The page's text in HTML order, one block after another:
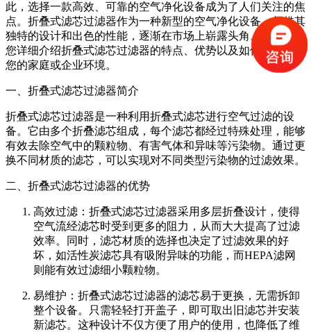
此，选择一款高效、可靠的空气净化设备成为了人们关注的焦
点。折叠式滤芯过滤器作为一种新型的空气净化设备，凭借其
独特的设计和出色的性能，逐渐在市场上崭露头角。本文将为
您详细介绍折叠式滤芯过滤器的特点、优势以及如何将其融入
您的家庭或企业环境。
一、折叠式滤芯过滤器简介
折叠式滤芯过滤器是一种利用折叠式滤芯进行空气过滤的设
备。它由多个折叠滤芯组成，每个滤芯都经过特殊处理，能够
有效去除空气中的颗粒物、有害气体和异味等污染物。通过更
换不同材质的滤芯，可以实现对不同类型污染物的过滤效果。
二、折叠式滤芯过滤器的优势
高效过滤：折叠式滤芯过滤器采用多层折叠设计，使得
空气流经滤芯时受到更多的阻力，从而大大提高了过滤
效率。同时，滤芯材质的选择也决定了过滤效果的好
坏，如活性炭滤芯具有吸附异味的功能，而HEPA滤网
则能有效过滤细小颗粒物。
易维护：折叠式滤芯过滤器的滤芯易于更换，无需拆卸
整个设备。只需轻轻打开盖子，即可取出旧滤芯并安装
新滤芯。这种设计不仅方便了用户的使用，也降低了维